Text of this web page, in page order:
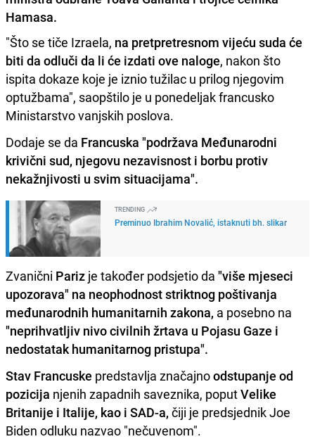
Hamasa.
"Što se tiče Izraela, na pretpretresnom vijeću suda će
biti da odluči da li će izdati ove naloge, nakon što
ispita dokaze koje je iznio tužilac u prilog njegovim
optužbama", saopštilo je u ponedeljak francusko
Ministarstvo vanjskih poslova.
Dodaje se da Francuska "podržava Međunarodni
krivični sud, njegovu nezavisnost i borbu protiv
nekažnjivosti u svim situacijama".
TRENDING
Preminuo Ibrahim Novalić, istaknuti bh. slikar
Zvanični Pariz je također podsjetio da "više mjeseci
upozorava" na neophodnost striktnog poštivanja
međunarodnih humanitarnih zakona, a posebno na
"neprihvatljiv nivo civilnih žrtava u Pojasu Gaze i
nedostatak humanitarnog pristupa".
Stav Francuske predstavlja značajnoodstupanje od
pozicija njenih zapadnih saveznika, poputVelike
Britanije i Italije, kao i SAD-a, čiji je predsjednik Joe
Biden odluku nazvao "nečuvenom".